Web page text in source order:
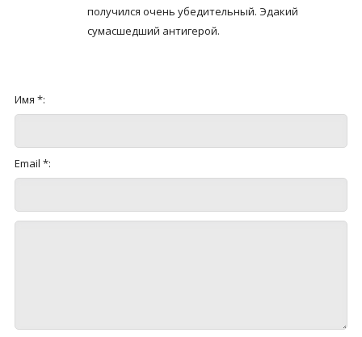
получился очень убедительный. Эдакий
сумасшедший антигерой.
Имя *:
Email *: